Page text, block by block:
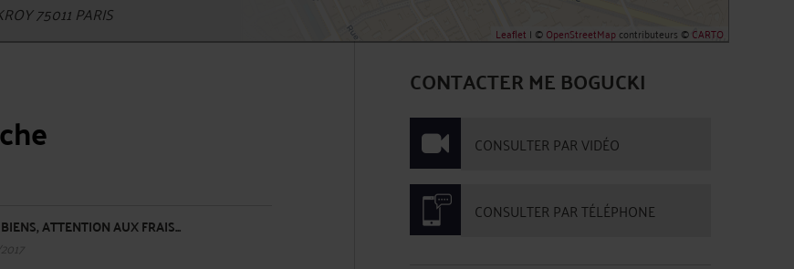
75011 PARIS
Leaflet | ©OpenStreetMapcontributeurs ©CARTO
ATTENTION AUX FRAIS...
CONTACTER ME BOGUCKI
CONSULTER PAR VIDÉO
CONSULTER PAR TÉLÉPHONE